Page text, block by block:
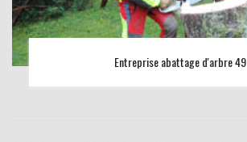
Entreprise abattage d'arbre 49